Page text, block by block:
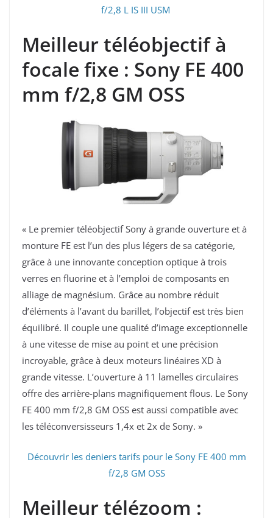
f/2,8 L IS III USM
Meilleur téléobjectif à
focale fixe : Sony FE 400
mm f/2,8 GM OSS
« Le premier téléobjectif Sony à grande ouverture et à
monture FE est l’un des plus légers de sa catégorie,
grâce à une innovante conception optique à trois
verres en fluorine et à l’emploi de composants en
alliage de magnésium. Grâce au nombre réduit
d’éléments à l’avant du barillet, l’objectif est très bien
équilibré. Il couple une qualité d’image exceptionnelle
à une vitesse de mise au point et une précision
incroyable, grâce à deux moteurs linéaires XD à
grande vitesse. L’ouverture à 11 lamelles circulaires
offre des arrière-plans magnifiquement flous. Le Sony
FE 400 mm f/2,8 GM OSS est aussi compatible avec
les téléconversisseurs 1,4x et 2x de Sony. »
Découvrir les deniers tarifs pour le Sony FE 400 mm
f/2,8 GM OSS
Meilleur télézoom :